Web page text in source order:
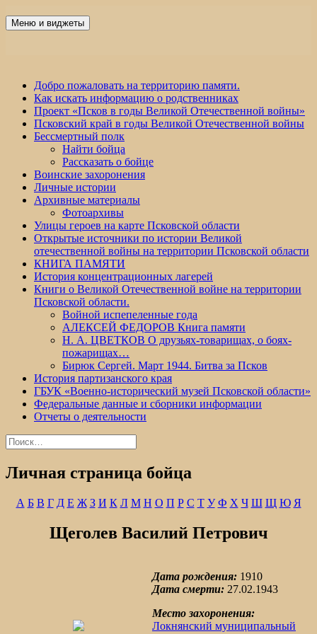
Победа 60
Меню и виджеты
Добро пожаловать на территорию памяти.
Как искать информацию о родственниках
Проект «Псков в годы Великой Отечественной войны»
Псковский край в годы Великой Отечественной войны
Бессмертный полк
Найти бойца
Рассказать о бойце
Воинские захоронения
Личные истории
Архивные материалы
Фотоархивы
Улицы героев на карте Псковской области
Открытые источники по истории Великой
отечественной войны на территории Псковской области
КНИГА ПАМЯТИ
История концентрационных лагерей
Книги о Великой Отечественной войне на территории
Псковской области.
Войной испепеленные года
АЛЕКСЕЙ ФЕДОРОВ Книга памяти
Н. А. ЦВЕТКОВ О друзьях-товарищах, о боях-
пожарищах…
Бирюк Сергей. Март 1944. Битва за Псков
История партизанского края
ГБУК «Военно-исторический музей Псковской области»
Федеральные данные и сборники информации
Отчеты о деятельности
Найти:
Личная страница бойца
А Б В Г Д Е Ж З И К Л М Н О П Р С Т У Ф Х Ч Ш Щ Ю Я
Щеголев Василий Петрович
Дата рождения: 1910
Дата смерти: 27.02.1943
Место захоронения:
Локнянский муниципальный